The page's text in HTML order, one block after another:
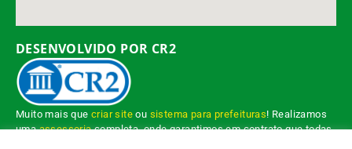
DESENVOLVIDO POR CR2
Muito mais quecriar site ou sistema para prefeituras! Realizamos
umaassessoriacompleta, onde garantimos em contrato que todas